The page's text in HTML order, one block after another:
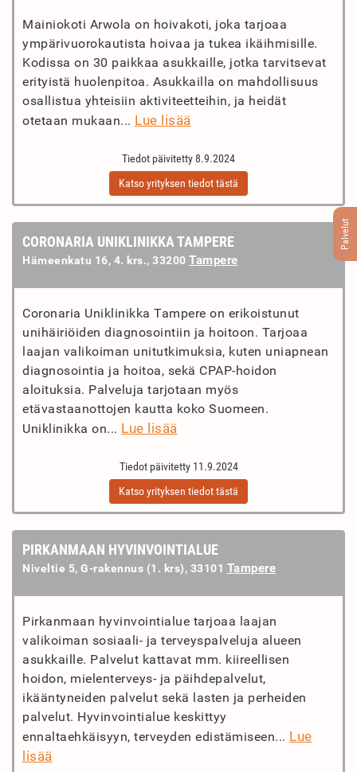
Palvelut
Mainiokoti Arwola on hoivakoti, joka tarjoaa
ympärivuorokautista hoivaa ja tukea ikäihmisille.
Kodissa on 30 paikkaa asukkaille, jotka tarvitsevat
erityistä huolenpitoa. Asukkailla on mahdollisuus
osallistua yhteisiin aktiviteetteihin, ja heidät
otetaan mukaan... Lue lisää
Tiedot päivitetty 8.9.2024
Katso yrityksen tiedot tästä
CORONARIA UNIKLINIKKA TAMPERE
Hämeenkatu 16, 4. krs., 33200 Tampere
Coronaria Uniklinikka Tampere on erikoistunut
unihäiriöiden diagnosointiin ja hoitoon. Tarjoaa
laajan valikoiman unitutkimuksia, kuten uniapnean
diagnosointia ja hoitoa, sekä CPAP-hoidon
aloituksia. Palveluja tarjotaan myös
etävastaanottojen kautta koko Suomeen.
Uniklinikka on... Lue lisää
Tiedot päivitetty 11.9.2024
Katso yrityksen tiedot tästä
PIRKANMAAN HYVINVOINTIALUE
Niveltie 5, G-rakennus (1. krs), 33101 Tampere
Pirkanmaan hyvinvointialue tarjoaa laajan
valikoiman sosiaali- ja terveyspalveluja alueen
asukkaille. Palvelut kattavat mm. kiireellisen
hoidon, mielenterveys- ja päihdepalvelut,
ikääntyneiden palvelut sekä lasten ja perheiden
palvelut. Hyvinvointialue keskittyy
ennaltaehkäisyyn, terveyden edistämiseen... Lue
lisää